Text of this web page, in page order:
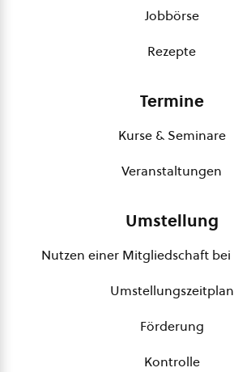
Jobbörse
Rezepte
Termine
Kurse & Seminare
Veranstaltungen
Umstellung
Nutzen einer Mitgliedschaft bei
Umstellungszeitplan
Förderung
Kontrolle